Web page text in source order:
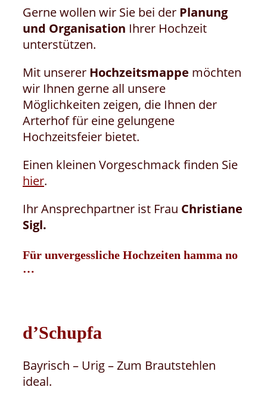
Gerne wollen wir Sie bei der Planung
und Organisation Ihrer Hochzeit
unterstützen.
Mit unserer Hochzeitsmappe möchten
wir Ihnen gerne all unsere
Möglichkeiten zeigen, die Ihnen der
Arterhof für eine gelungene
Hochzeitsfeier bietet.
Einen kleinen Vorgeschmack finden Sie
hier.
Ihr Ansprechpartner ist Frau Christiane
Sigl.
Für unvergessliche Hochzeiten hamma no
…
d’Schupfa
Bayrisch – Urig – Zum Brautstehlen
ideal.